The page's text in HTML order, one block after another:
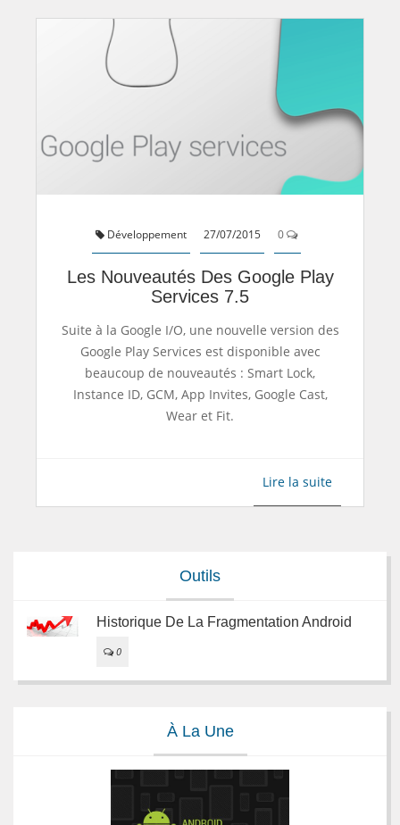
Développement 27/07/2015 0
Les Nouveautés Des Google Play
Services 7.5
Suite à la Google I/O, une nouvelle version des
Google Play Services est disponible avec
beaucoup de nouveautés : Smart Lock,
Instance ID, GCM, App Invites, Google Cast,
Wear et Fit.
Lire la suite
Outils
Historique De La Fragmentation Android
0
À La Une